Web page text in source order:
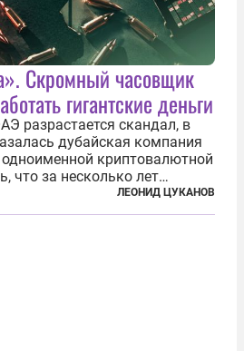
Скромный часовщик
гигантские деньги
разрастается скандал, в
дубайская компания
криптовалютной
что за несколько лет
Shelbit прошло не менее 4
принадлежащих
ЛЕОНИД ЦУКАНОВ